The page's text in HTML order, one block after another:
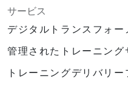
サービス
デジタルトランスフォー
管理されたトレーニング
トレーニングデリバリ